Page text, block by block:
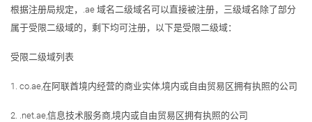
根据注册局规定，.ae 域名二级域名可以直接被注册，三级域名除了部分
属于受限二级域的，剩下均可注册，以下是受限二级域：
受限二级域列表
1. co.ae,在阿联酋境内经营的商业实体,境内或自由贸易区拥有执照的公司
2. .net.ae,信息技术服务商,境内或自由贸易区拥有执照的公司